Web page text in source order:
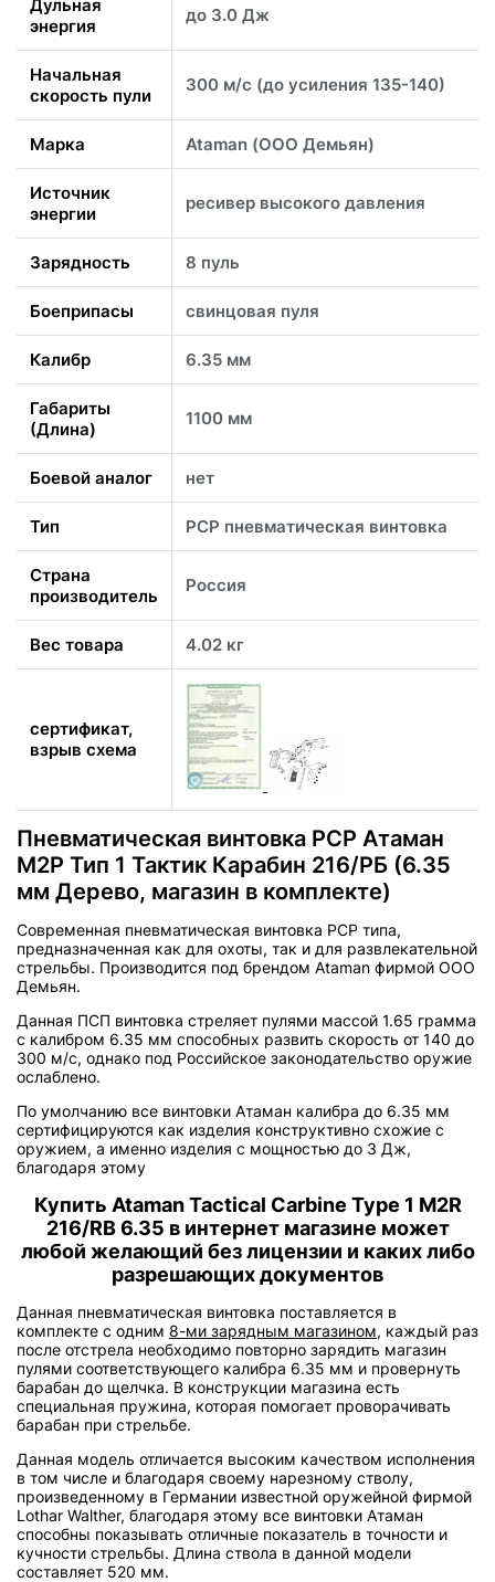
Дульная
энергия
до 3.0 Дж
Начальная
скорость пули
300 м/с (до усиления 135-140)
Марка Ataman (ООО Демьян)
Источник
энергии
ресивер высокого давления
Зарядность 8 пуль
Боеприпасы свинцовая пуля
Калибр 6.35 мм
Габариты
(Длина)
1100 мм
Боевой аналог нет
Тип PCP пневматическая винтовка
Страна
производитель
Россия
Вес товара 4.02 кг
сертификат,
взрыв схема
Пневматическая винтовка PCP Атаман
М2Р Тип 1 Тактик Карабин 216/РБ (6.35
мм Дерево, магазин в комплекте)
Современная пневматическая винтовка PCP типа,
предназначенная как для охоты, так и для развлекательной
стрельбы. Производится под брендом Ataman фирмой ООО
Демьян.
Данная ПСП винтовка стреляет пулями массой 1.65 грамма
с калибром 6.35 мм способных развить скорость от 140 до
300 м/с, однако под Российское законодательство оружие
ослаблено.
По умолчанию все винтовки Атаман калибра до 6.35 мм
сертифицируются как изделия конструктивно схожие с
оружием, а именно изделия с мощностью до 3 Дж,
благодаря этому
Купить Ataman Tactical Carbine Type 1 M2R
216/RB 6.35 в интернет магазине может
любой желающий без лицензии и каких либо
разрешающих документов
Данная пневматическая винтовка поставляется в
комплекте с одним 8-ми зарядным магазином, каждый раз
после отстрела необходимо повторно зарядить магазин
пулями соответствующего калибра 6.35 мм и провернуть
барабан до щелчка. В конструкции магазина есть
специальная пружина, которая помогает проворачивать
барабан при стрельбе.
Данная модель отличается высоким качеством исполнения
в том числе и благодаря своему нарезному стволу,
произведенному в Германии известной оружейной фирмой
Lothar Walther, благодаря этому все винтовки Атаман
способны показывать отличные показатель в точности и
кучности стрельбы. Длина ствола в данной модели
составляет 520 мм.